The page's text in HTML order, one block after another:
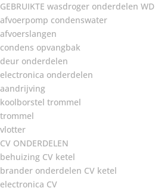
GEBRUIKTE wasdroger onderdelen WD
afvoerpomp condenswater
afvoerslangen
condens opvangbak
deur onderdelen
electronica onderdelen
aandrijving
koolborstel trommel
trommel
vlotter
CV ONDERDELEN
behuizing CV ketel
brander onderdelen CV ketel
electronica CV